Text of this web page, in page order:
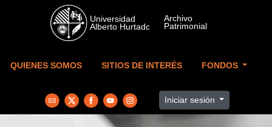
Skip to main content
QUIENES SOMOS SITIOS DE INTERÉS FONDOS
Iniciar sesión